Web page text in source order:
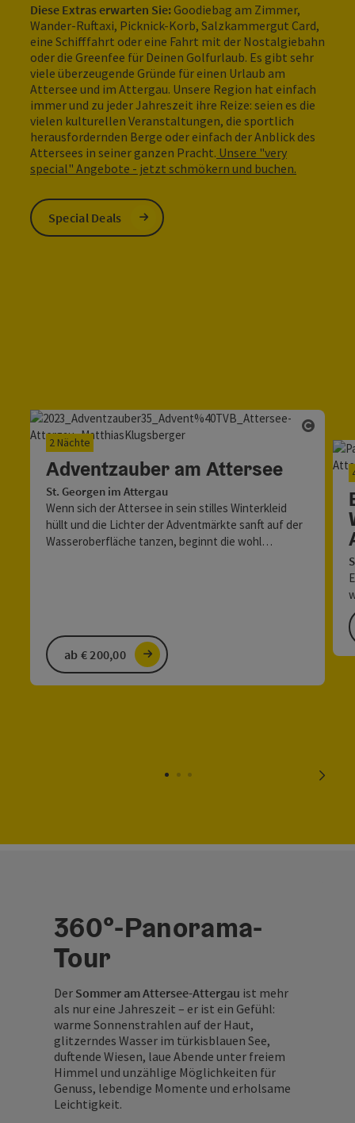
Diese Extras erwarten Sie: Goodiebag am Zimmer,
Wander-Ruftaxi, Picknick-Korb, Salzkammergut Card,
eine Schifffahrt oder eine Fahrt mit der Nostalgiebahn
oder die Greenfee für Deinen Golfurlaub. Es gibt sehr
viele überzeugende Gründe für einen Urlaub am
Attersee und im Attergau. Unsere Region hat einfach
immer und zu jeder Jahreszeit ihre Reize: seien es die
vielen kulturellen Veranstaltungen, die sportlich
herausfordernden Berge oder einfach der Anblick des
Attersees in seiner ganzen Pracht. Unsere "very
special" Angebote - jetzt schmökern und buchen.
Special Deals
2 Nächte
Adventzauber am Attersee
St. Georgen im Attergau
Wenn sich der Attersee in sein stilles Winterkleid
hüllt und die Lichter der Adventmärkte sanft auf der
Wasseroberfläche tanzen, beginnt die wohl…
ab € 200,00
360°-Panorama-
Tour
Der Sommer am Attersee-Attergau ist mehr
als nur eine Jahreszeit – er ist ein Gefühl:
warme Sonnenstrahlen auf der Haut,
glitzerndes Wasser im türkisblauen See,
duftende Wiesen, laue Abende unter freiem
Himmel und unzählige Möglichkeiten für
Genuss, lebendige Momente und erholsame
Leichtigkeit.